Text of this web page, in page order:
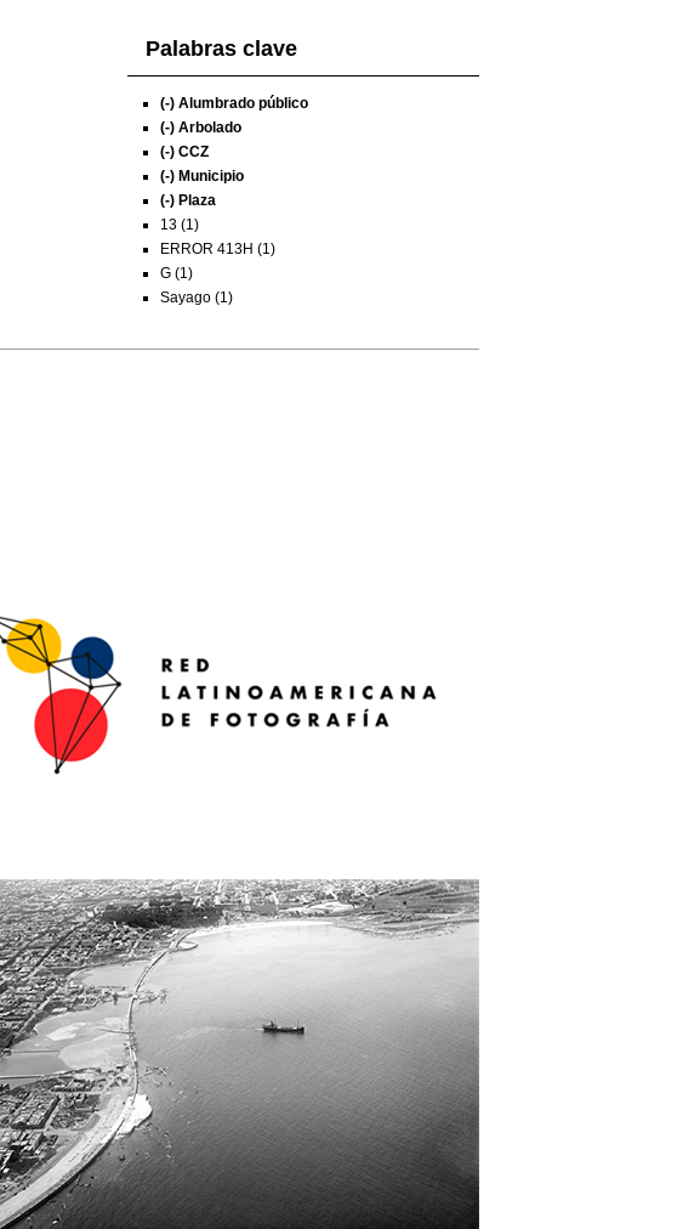
Palabras clave
(-) Alumbrado público
(-) Arbolado
(-) CCZ
(-) Municipio
(-) Plaza
13 (1)
ERROR 413H (1)
G (1)
Sayago (1)